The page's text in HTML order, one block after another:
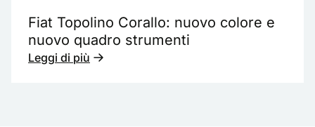
Fiat Topolino Corallo: nuovo colore e
nuovo quadro strumenti
Leggi di più